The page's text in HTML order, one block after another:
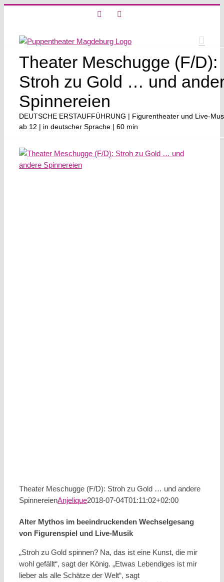
Theater Meschugge (F/D):
Stroh zu Gold … und
Spinnereien
DEUTSCHE ERSTAUFFÜHRUNG | Figurentheater und Live-
ab 12 | in deutscher Sprache | 60 min
View
Larger
Theater Meschugge (F/D): Stroh zu Gold … und andere
SpinnereienAnjelique2018-07-04T01:11:02+02:00
Alter Mythos im beeindruckenden Wechselgesang
von Figurenspiel und Live-Musik
„Stroh zu Gold spinnen? Na, das ist eine Kunst, die mir
wohl gefällt“, sagt der König. „Etwas Lebendiges ist mir
lieber als alle Schätze der Welt“, sagt